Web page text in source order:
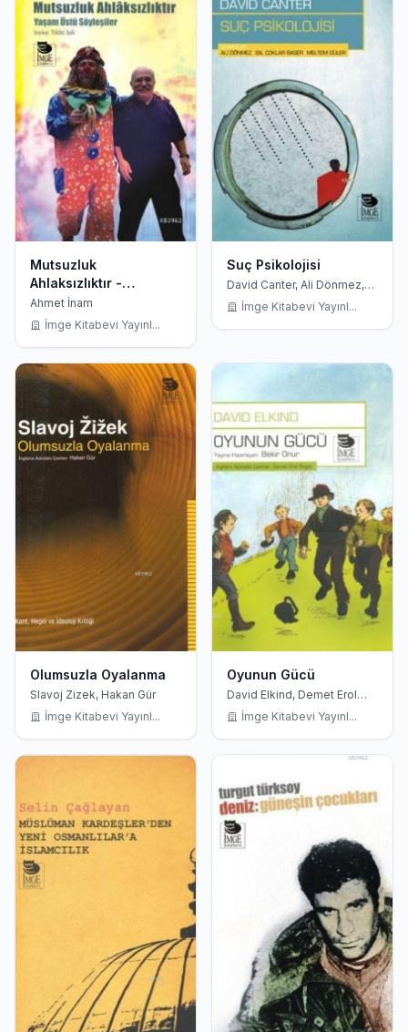
Mutsuzluk
Ahlaksızlıktır -
Yaşamüstü Söyleşiler
Ahmet İnam
İmge Kitabevi Yayınl...
Suç Psikolojisi
David Canter, Ali Dönmez,
Işıl Çoklar Başer, Meltem
Güler
İmge Kitabevi Yayınl...
Olumsuzla Oyalanma
Slavoj Zizek, Hakan Gür
İmge Kitabevi Yayınl...
Oyunun Gücü
David Elkind, Demet Erol
Öngen
İmge Kitabevi Yayınl...